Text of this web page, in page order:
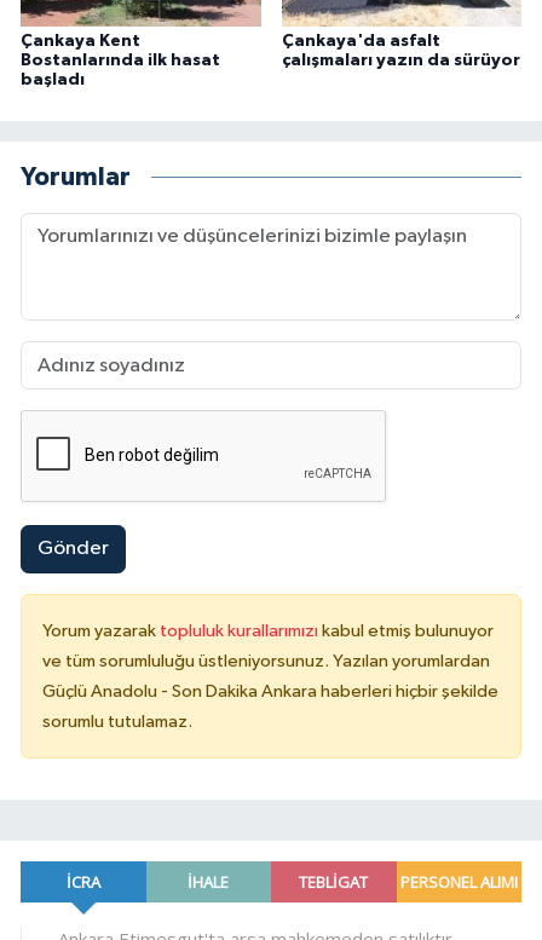
Çankaya Kent
Bostanlarında ilk hasat
başladı
Çankaya'da asfalt
çalışmaları yazın da sürüyor
Yorumlar
Gönder
Yorum yazarak topluluk kurallarımızı kabul etmiş bulunuyor
ve tüm sorumluluğu üstleniyorsunuz. Yazılan yorumlardan
Güçlü Anadolu - Son Dakika Ankara haberleri hiçbir şekilde
sorumlu tutulamaz.